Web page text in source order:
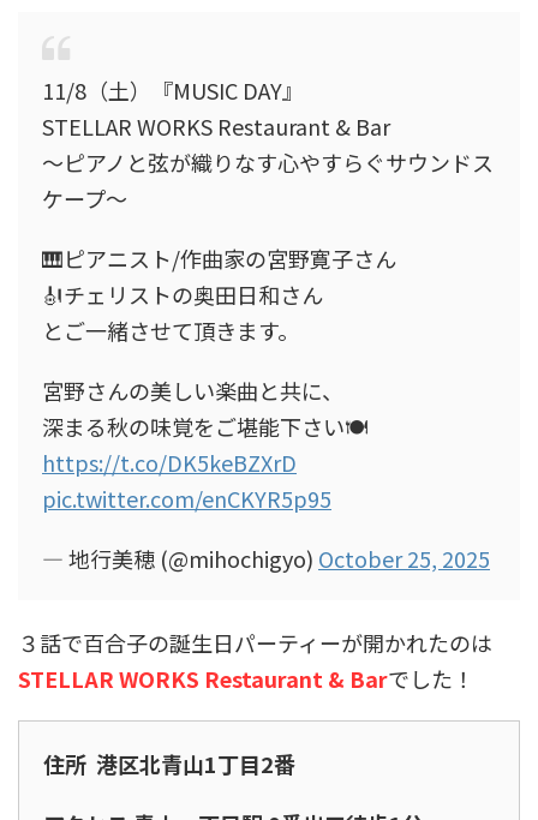
11/8（土）『MUSIC DAY』
STELLAR WORKS Restaurant & Bar
〜ピアノと弦が織りなす心やすらぐサウンドス
ケープ〜
🎹ピアニスト/作曲家の宮野寛子さん
🎻チェリストの奥田日和さん
とご一緒させて頂きます。
宮野さんの美しい楽曲と共に、
深まる秋の味覚をご堪能下さい🍽️
https://t.co/DK5keBZXrD
pic.twitter.com/enCKYR5p95
— 地行美穂 (@mihochigyo) October 25, 2025
３話で百合子の誕生日パーティーが開かれたのは
STELLAR WORKS Restaurant & Barでした！
住所 港区北青山1丁目2番